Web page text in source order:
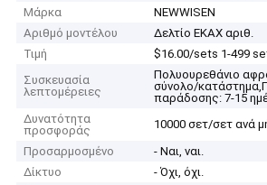
Μάρκα
NEWWISEN
Αριθμό μοντέλου
Δελτίο ΕΚΑΧ αριθ.
Τιμή
$16.00/sets 1-499
Συσκευασία
λεπτομέρειες
Πολυουρεθάνιο
σύνολο/
παράδοσης: 7-15
Δυνατότητα
προσφοράς
10000 σετ/σετ ανά
Προσαρμοσμένο
- Ναι, ναι.
Δίκτυο
- Όχι, όχι.